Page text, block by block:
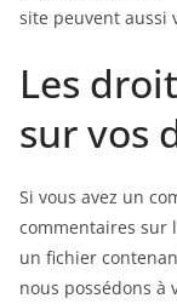
site peuvent aussi
Les
sur vos
Si vous avez un
commentaires sur
un fichier
nous possédons à